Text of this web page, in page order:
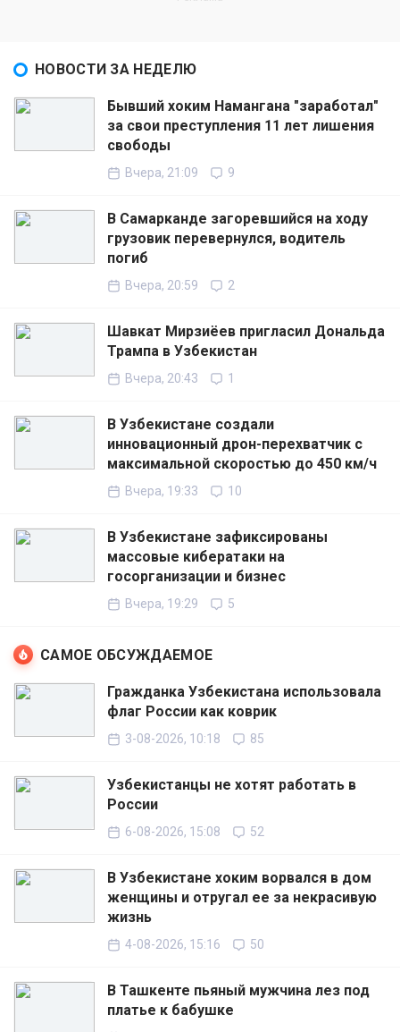
НОВОСТИ ЗА НЕДЕЛЮ
Бывший хоким Намангана "заработал"
за свои преступления 11 лет лишения
свободы
Вчера, 21:09 9
В Самарканде загоревшийся на ходу
грузовик перевернулся, водитель
погиб
Вчера, 20:59 2
Шавкат Мирзиёев пригласил Дональда
Трампа в Узбекистан
Вчера, 20:43 1
В Узбекистане создали
инновационный дрон-перехватчик с
максимальной скоростью до 450 км/ч
Вчера, 19:33 10
В Узбекистане зафиксированы
массовые кибератаки на
госорганизации и бизнес
Вчера, 19:29 5
САМОЕ ОБСУЖДАЕМОЕ
Гражданка Узбекистана использовала
флаг России как коврик
3-08-2026, 10:18 85
Узбекистанцы не хотят работать в
России
6-08-2026, 15:08 52
В Узбекистане хоким ворвался в дом
женщины и отругал ее за некрасивую
жизнь
4-08-2026, 15:16 50
В Ташкенте пьяный мужчина лез под
платье к бабушке